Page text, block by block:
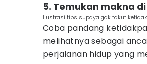
5. Temukan makna
Ilustrasi tips supaya gak takut
Coba pandang
melihatnya sebagai
perjalanan hidup yang